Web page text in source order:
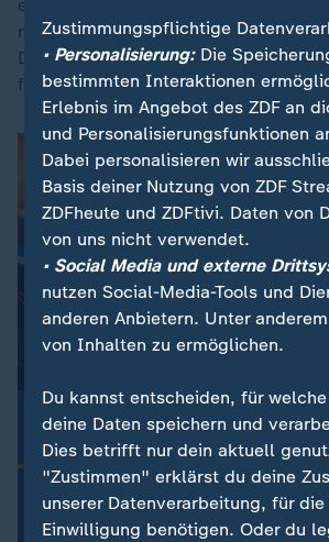
eigenen Krankheit jeden Tag
meine Arbeit als Nationaltrainer zu
Dafür bin ich ihr dankbarer, als ich es
fassen könnte", schrieb Koeman.
ZDFsportstudio Update
Dein Newsletter zur
Alle Highlights der WM-Spiele aus der
zum DFB-Team und die wichtigsten
Fußball-WM 2026 – kompakt und
abonnieren!
Zustimmungspflichtige
• Personalisierung:Die
bestimmten Interaktionen
Erlebnis im Angebot des ZDF an
und Personalisierungsfunktionen
Dabei personalisieren wir
Basis deiner Nutzung von ZDF
ZDFheute und ZDFtivi. Daten von
von uns nicht verwendet.
• Social Media und externe
nutzen Social-Media-Tools und
anderen Anbietern. Unter
von Inhalten zu ermöglichen.
Du kannst entscheiden, für
deine Daten speichern und
Dies betrifft nur dein aktuell
"Zustimmen" erklärst du deine
unserer Datenverarbeitung, für
Einwilligung benötigen. Oder du